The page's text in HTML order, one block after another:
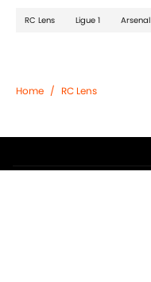
RC Lens Ligue 1 Arsenal
Home / RC Lens